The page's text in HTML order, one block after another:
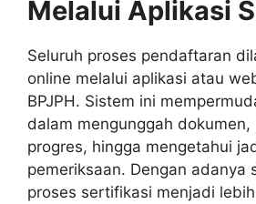
Melalui Aplikasi
Seluruh proses pendaftaran
online melalui aplikasi atau
BPJPH. Sistem ini
dalam mengunggah dokumen,
progres, hingga mengetahui
pemeriksaan. Dengan adanya
proses sertifikasi menjadi